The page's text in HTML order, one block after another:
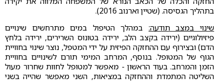
בתהליך הגסיסה. (שטיין וארנוב 2016).
שינוי במצב תודעה: במהלך הטיפול במים מתרחשים שינויים
פיזיולוגיים (ירידה בקצב הלב, ירידה בטונוס השרירים, ירידה בלחץ
הדם) ובצירוף עם ההחזקה הפיזית על ידי המטפל, נוצר שינוי בחוויית
הגוף של המטופל. בנוסף, המרחב המימי תורם לשינויים בחוויית
הזמן והמרחב. בעוד הראשון - מאפשר למטופל לחוות שחרור מעול
השליטה המתמדת וההחזקה במציאות, השני מאפשר שהייה בשני